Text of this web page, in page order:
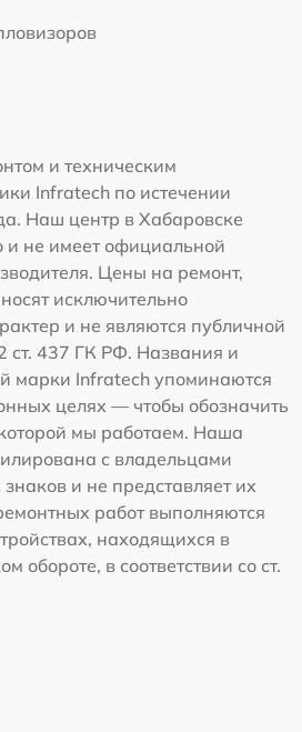
и техническим
Infratech по истечении
Наш центр в Хабаровске
и не имеет официальной
Цены на ремонт,
исключительно
и не являются публичной
ст. 437 ГК РФ. Названия и
марки Infratech упоминаются
целях — чтобы обозначить
мы работаем. Наша
с владельцами
и не представляет их
работ выполняются
находящихся в
обороте, в соответствии со ст.